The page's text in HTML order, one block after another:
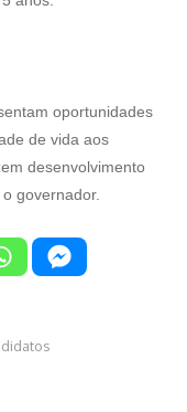
oportunidades
de vida aos
desenvolvimento
governador.